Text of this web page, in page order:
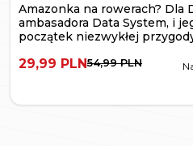
Amazonka na rowerach? Dla
ambasadora Data System, i
początek niezwykłej
54,99 PLN
29,99 PLN